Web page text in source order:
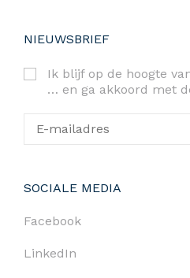
NIEUWSBRIEF
Ik blijf op de hoogte
… en ga akkoord met
SOCIALE MEDIA
Facebook
LinkedIn